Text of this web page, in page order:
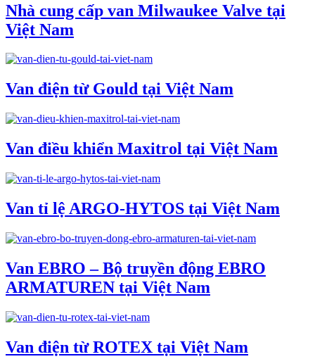
Nhà cung cấp van Milwaukee Valve tại
Việt Nam
Van điện từ Gould tại Việt Nam
Van điều khiển Maxitrol tại Việt Nam
Van tỉ lệ ARGO-HYTOS tại Việt Nam
Van EBRO – Bộ truyền động EBRO
ARMATUREN tại Việt Nam
Van điện từ ROTEX tại Việt Nam